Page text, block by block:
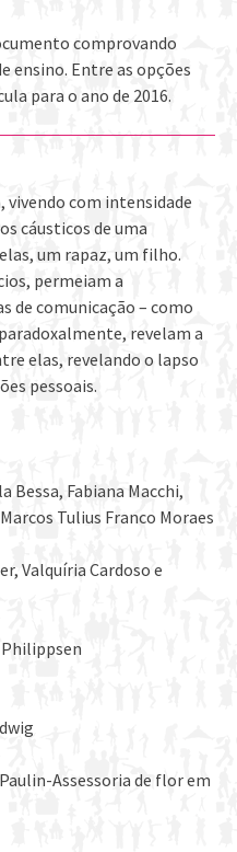
comprovando
ensino. Entre as opções
para o ano de 2016.
vivendo com intensidade
cáusticos de uma
um rapaz, um filho.
permeiam a
de comunicação – como
revelam a
elas, revelando o lapso
pessoais.
Bessa, Fabiana Macchi,
Tulius Franco Moraes
Valquíria Cardoso e
Assessoria de flor em